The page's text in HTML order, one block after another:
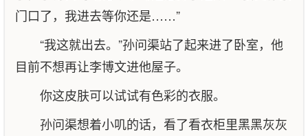
门口了，我进去等你还是……”
“我这就出去。”孙问渠站了起来进了卧室，他
目前不想再让李博文进他屋子。
你这皮肤可以试试有色彩的衣服。
孙问渠想着小叽的话，看了看衣柜里黑黑灰灰